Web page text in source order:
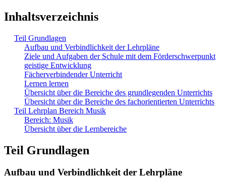
Inhaltsverzeichnis
Teil Grundlagen
Aufbau und Verbindlichkeit der Lehrpläne
Ziele und Aufgaben der Schule mit dem Förderschwerpunkt
geistige Entwicklung
Fächerverbindender Unterricht
Lernen lernen
Übersicht über die Bereiche des grundlegenden Unterrichts
Übersicht über die Bereiche des fachorientierten Unterrichts
Teil Lehrplan Bereich Musik
Bereich: Musik
Übersicht über die Lernbereiche
Teil Grundlagen
Aufbau und Verbindlichkeit der Lehrpläne